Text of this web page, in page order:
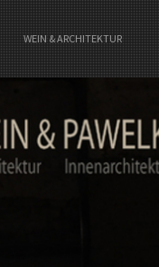
WEIN & ARCHITEKTUR